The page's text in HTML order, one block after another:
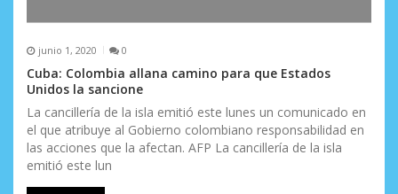
junio 1, 2020 0
Cuba: Colombia allana camino para que Estados
Unidos la sancione
La cancillería de la isla emitió este lunes un comunicado en
el que atribuye al Gobierno colombiano responsabilidad en
las acciones que la afectan. AFP La cancillería de la isla
emitió este lun